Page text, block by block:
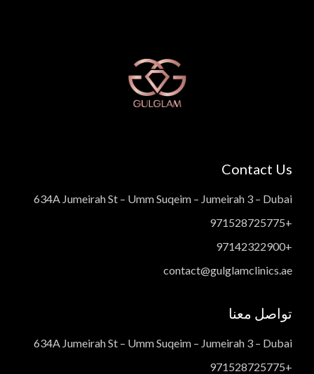
Contact Us
634A Jumeirah St – Umm Suqeim – Jumeirah 3 – Dubai
+971528725775
+97142322900
contact@gulglamclinics.ae
تواصل معنا
634A Jumeirah St – Umm Suqeim – Jumeirah 3 – Dubai
+971528725775